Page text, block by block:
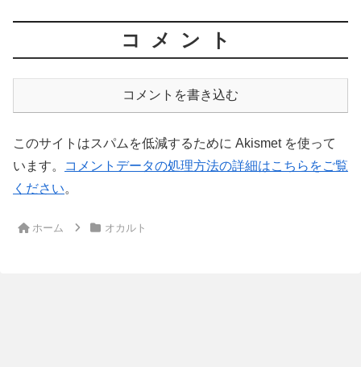
コメント
コメントを書き込む
このサイトはスパムを低減するために Akismet を使って
います。
コメントデータの処理方法の詳細はこちらをご覧
ください。
ホーム オカルト